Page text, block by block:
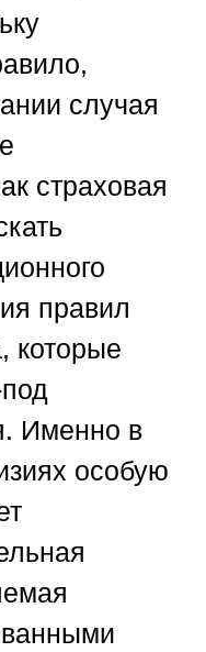
случая
страховая
правил
которые
Именно в
особую